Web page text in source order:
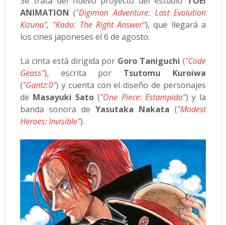
ANIMATION ("Digimon Adventure: Last Evolution
Kizuna", "Kado: The Right Answer"), que llegará a
los cines japoneses el 6 de agosto.
La cinta está dirigida por Goro Taniguchi ("Code
Geass"), escrita por Tsutomu Kuroiwa
("Gantz:0") y cuenta con el diseño de personajes
de Masayuki Sato ("One Piece: Estampida") y la
banda sonora de Yasutaka Nakata ("Modest
Heroes: Invisible").